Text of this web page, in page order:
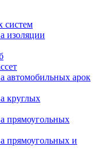
систем
изоляции
автомобильных арок
круглых
прямоугольных
прямоугольных и